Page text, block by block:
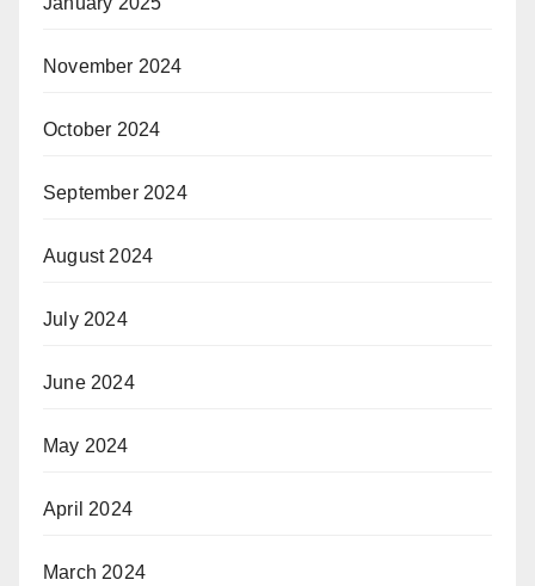
November 2024
October 2024
September 2024
August 2024
July 2024
June 2024
May 2024
April 2024
March 2024